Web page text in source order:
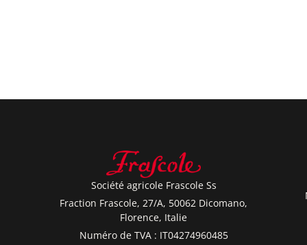
Société agricole Frascole Ss
Fraction Frascole, 27/A, 50062 Dicomano,
Florence, Italie
Numéro de TVA : IT04274960485